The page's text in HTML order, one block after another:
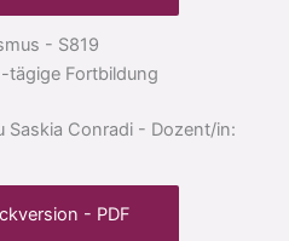
- S819
tägige Fortbildung
Saskia Conradi - Dozent/in:
- PDF